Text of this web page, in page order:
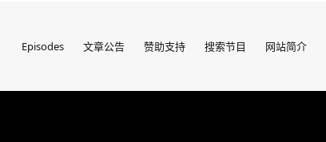
Episodes 文章公告 赞助支持 搜索节目 网站简介